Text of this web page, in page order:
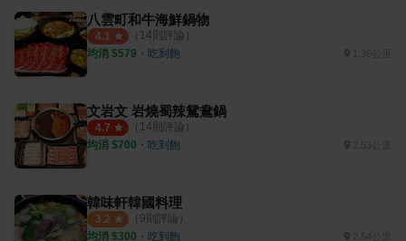
八雲町和牛海鮮鍋物
4.1 （ 14則評論）
均消 $579 ・ 吃到飽 1.36公里
文岩文 岩燒蜀辣鴛鴦鍋
4.7 （ 14則評論）
均消 $700 ・ 吃到飽 2.53公里
韓味軒韓國料理
3.2 （ 9則評論）
均消 $300 ・ 吃到飽 2.54公里